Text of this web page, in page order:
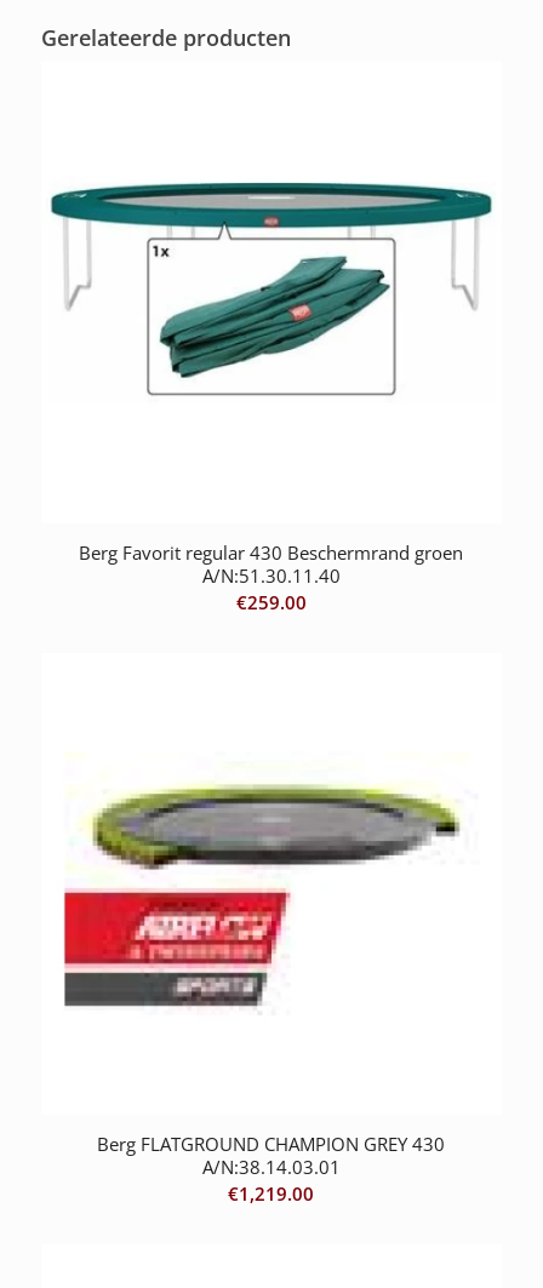
Gerelateerde producten
Berg Favorit regular 430 Beschermrand groen
A/N:51.30.11.40
€259.00
Berg FLATGROUND CHAMPION GREY 430
A/N:38.14.03.01
€1,219.00